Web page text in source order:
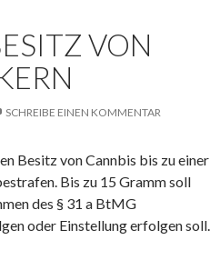
VON
SCHREIBE EINEN KOMMENTAR
Besitz von Cannbis bis zu einer
Bis zu 15 Gramm soll
des § 31 a BtMG
oder Einstellung erfolgen soll.